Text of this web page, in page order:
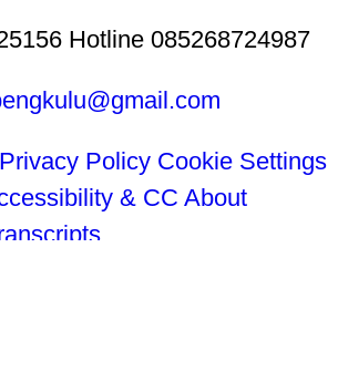
Hotline 085268724987
Privacy Policy Cookie Settings
& CC About